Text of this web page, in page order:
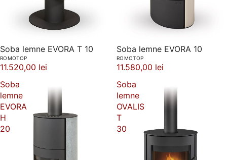
Soba lemne EVORA T 10
ROMOTOP
11.520,00 lei
Soba lemne EVORA 10
ROMOTOP
11.580,00 lei
Soba
lemne
EVORA
H
20
Soba
lemne
OVALIS
T
30